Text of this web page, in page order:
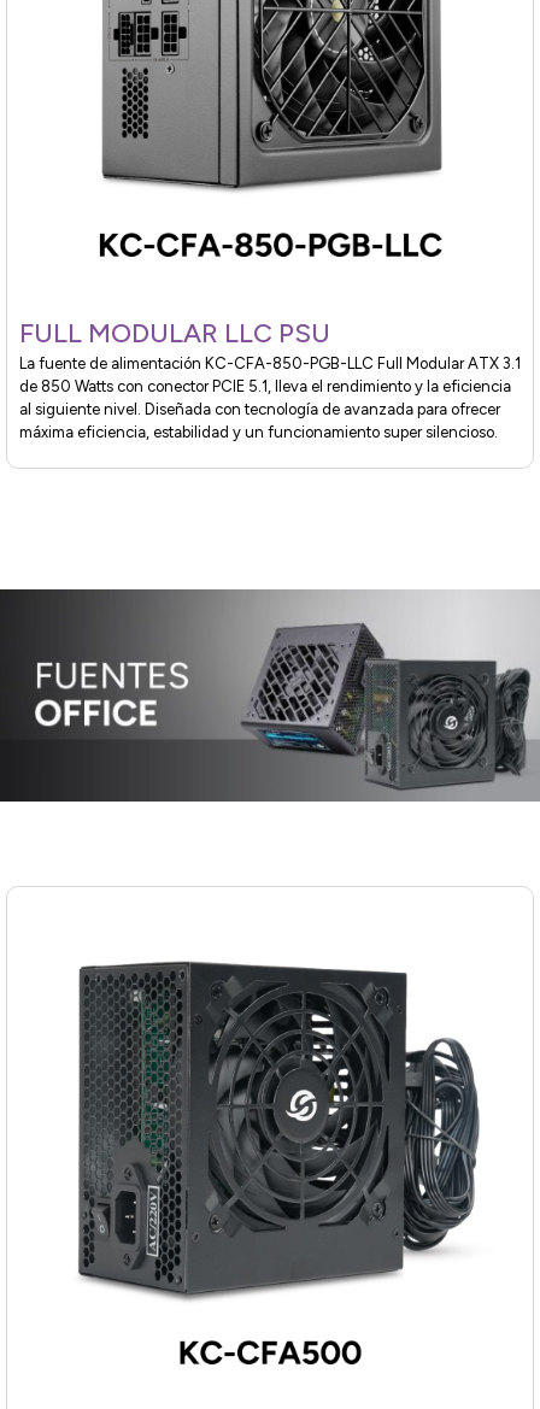
FULL MODULAR LLC PSU
La fuente de alimentación KC-CFA-850-PGB-LLC Full Modular ATX 3.1
de 850 Watts con conector PCIE 5.1, lleva el rendimiento y la eficiencia
al siguiente nivel. Diseñada con tecnología de avanzada para ofrecer
máxima eficiencia, estabilidad y un funcionamiento super silencioso.